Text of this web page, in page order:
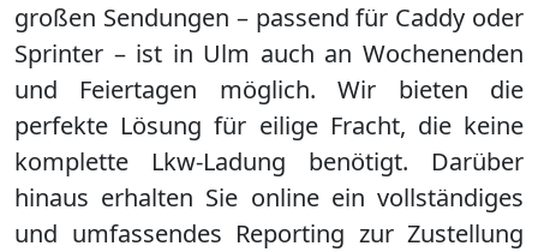
großen Sendungen – passend für Caddy oder
Sprinter – ist in Ulm auch an Wochenenden
und Feiertagen möglich. Wir bieten die
perfekte Lösung für eilige Fracht, die keine
komplette Lkw-Ladung benötigt. Darüber
hinaus erhalten Sie online ein vollständiges
und umfassendes Reporting zur Zustellung